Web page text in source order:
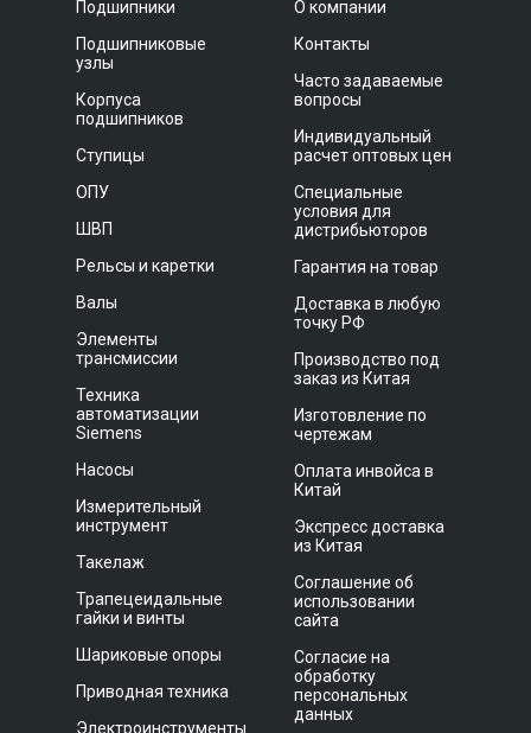
Подшипники
Подшипниковые
узлы
Корпуса
подшипников
Ступицы
ОПУ
ШВП
Рельсы и каретки
Валы
Элементы
трансмиссии
Техника
автоматизации
Siemens
Насосы
Измерительный
инструмент
Такелаж
Трапецеидальные
гайки и винты
Шариковые опоры
Приводная техника
Электроинструменты
О компании
Контакты
Часто задаваемые
вопросы
Индивидуальный
расчет оптовых цен
Специальные
условия для
дистрибьюторов
Гарантия на товар
Доставка в любую
точку РФ
Производство под
заказ из Китая
Изготовление по
чертежам
Оплата инвойса в
Китай
Экспресс доставка
из Китая
Соглашение об
использовании
сайта
Согласие на
обработку
персональных
данных